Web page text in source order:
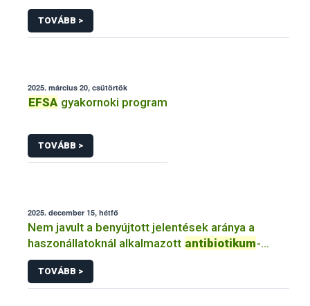
TOVÁBB >
2025. március 20, csütörtök
EFSA gyakornoki program
TOVÁBB >
2025. december 15, hétfő
Nem javult a benyújtott jelentések aránya a
haszonállatoknál alkalmazott antibiotikum-
tartalmú
TOVÁBB >